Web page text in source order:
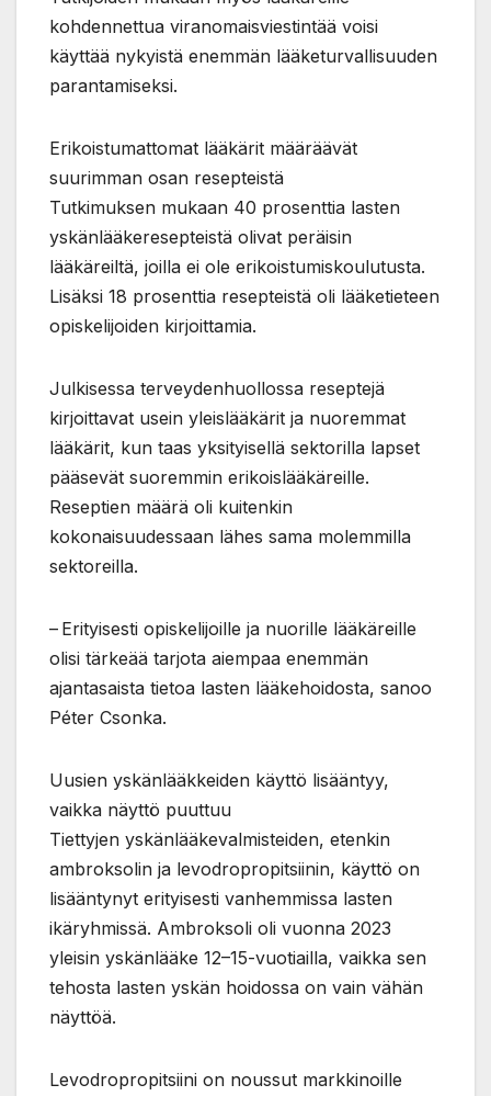
kohdennettua viranomaisviestintää voisi
käyttää nykyistä enemmän lääketurvallisuuden
parantamiseksi.
Erikoistumattomat lääkärit määräävät
suurimman osan resepteistä
Tutkimuksen mukaan 40 prosenttia lasten
yskänlääkeresepteistä olivat peräisin
lääkäreiltä, joilla ei ole erikoistumiskoulutusta.
Lisäksi 18 prosenttia resepteistä oli lääketieteen
opiskelijoiden kirjoittamia.
Julkisessa terveydenhuollossa reseptejä
kirjoittavat usein yleislääkärit ja nuoremmat
lääkärit, kun taas yksityisellä sektorilla lapset
pääsevät suoremmin erikoislääkäreille.
Reseptien määrä oli kuitenkin
kokonaisuudessaan lähes sama molemmilla
sektoreilla.
– Erityisesti opiskelijoille ja nuorille lääkäreille
olisi tärkeää tarjota aiempaa enemmän
ajantasaista tietoa lasten lääkehoidosta, sanoo
Péter Csonka.
Uusien yskänlääkkeiden käyttö lisääntyy,
vaikka näyttö puuttuu
Tiettyjen yskänlääkevalmisteiden, etenkin
ambroksolin ja levodropropitsiinin, käyttö on
lisääntynyt erityisesti vanhemmissa lasten
ikäryhmissä. Ambroksoli oli vuonna 2023
yleisin yskänlääke 12–15-vuotiailla, vaikka sen
tehosta lasten yskän hoidossa on vain vähän
näyttöä.
Levodropropitsiini on noussut markkinoille